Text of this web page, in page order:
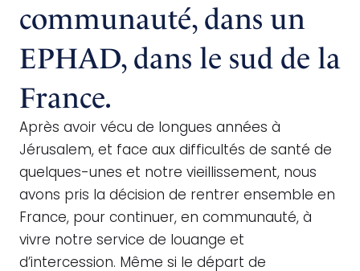
communauté, dans un
EPHAD, dans le sud de la
France.
Après avoir vécu de longues années à
Jérusalem, et face aux difficultés de santé de
quelques-unes et notre vieillissement, nous
avons pris la décision de rentrer ensemble en
France, pour continuer, en communauté, à
vivre notre service de louange et
d’intercession. Même si le départ de